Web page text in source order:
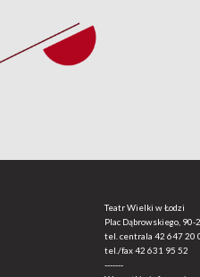
Teatr Wielki w Łodzi
Plac Dąbrowskiego, 90-
tel. centrala 42 647 20
tel./fax42 631 95 52
-------